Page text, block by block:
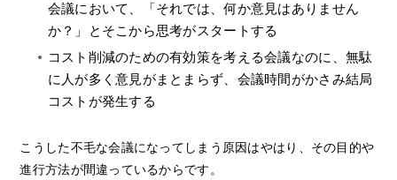
会議において、「それでは、何か意見はありません
か？」とそこから思考がスタートする
コスト削減のための有効策を考える会議なのに、無駄
に人が多く意見がまとまらず、会議時間がかさみ結局
コストが発生する
こうした不毛な会議になってしまう原因はやはり、その目的や
進行方法が間違っているからです。